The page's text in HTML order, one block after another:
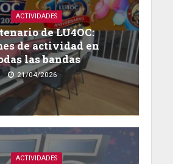
ACTIVIDADES
de LU4OC:
de actividad en
las bandas
21/04/2026
ACTIVIDADES